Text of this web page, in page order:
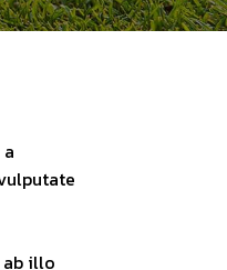
ab illo